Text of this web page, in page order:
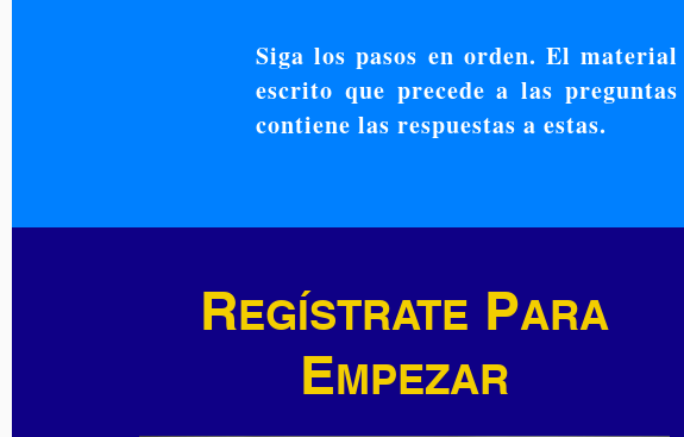
Siga los pasos en orden. El material
escrito que precede a las preguntas
contiene las respuestas a estas.
REGÍSTRATE PARA
EMPEZAR